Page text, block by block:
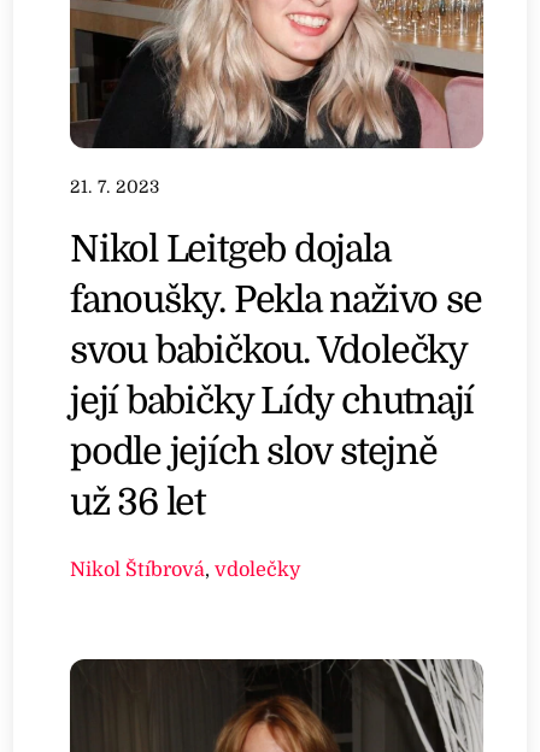
21. 7. 2023
Nikol Leitgeb dojala
fanoušky. Pekla naživo se
svou babičkou. Vdolečky
její babičky Lídy chutnají
podle jejích slov stejně
už 36 let
Nikol Štíbrová,vdolečky